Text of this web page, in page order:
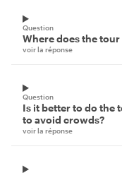
Question
Where does the
voir la réponse
Question
Is it better to do the
to avoid crowds?
voir la réponse